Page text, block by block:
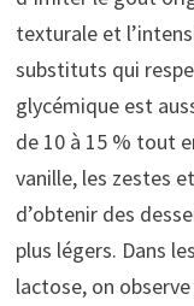
texturale et
substituts qui
glycémique est
de 10 à 15 % tout
vanille, les zestes
d’obtenir des
plus légers. Dans
lactose, on